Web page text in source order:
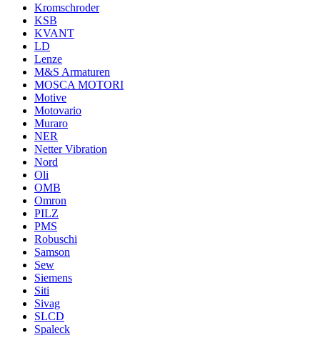
Kromschroder
KSB
KVANT
LD
Lenze
M&S Armaturen
MOSCA MOTORI
Motive
Motovario
Muraro
NER
Netter Vibration
Nord
Oli
OMB
Omron
PILZ
PMS
Robuschi
Samson
Sew
Siemens
Siti
Sivag
SLCD
Spaleck